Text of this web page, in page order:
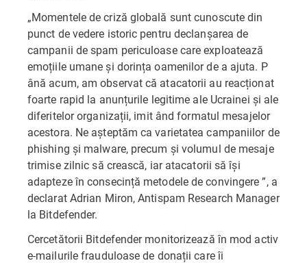
„Momentele de criză globală sunt cunoscute din
punct de vedere istoric pentru declanșarea de
campanii de spam periculoase care exploatează
emoțiile umane și dorința oamenilor de a ajuta. P
ână acum, am observat că atacatorii au reacționat
foarte rapid la anunțurile legitime ale Ucrainei și ale
diferitelor organizații, imit ând formatul mesajelor
acestora. Ne așteptăm ca varietatea campaniilor de
phishing și malware, precum și volumul de mesaje
trimise zilnic să crească, iar atacatorii să își
adapteze în consecință metodele de convingere ”, a
declarat Adrian Miron, Antispam Research Manager
la Bitdefender.
Cercetătorii Bitdefender monitorizează în mod activ
e-mailurile frauduloase de donații care îi